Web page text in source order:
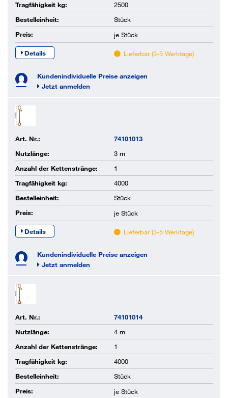
Tragfähigkeit kg:
2500
Bestelleinheit:
Stück
Preis:
je Stück
Details Lieferbar (3-5 Werktage)
Kundenindividuelle Preise anzeigen
Jetzt anmelden
Art. Nr.:
74101013
Nutzlänge:
3 m
Anzahl der Kettenstränge:
1
Tragfähigkeit kg:
4000
Bestelleinheit:
Stück
Preis:
je Stück
Details Lieferbar (3-5 Werktage)
Kundenindividuelle Preise anzeigen
Jetzt anmelden
Art. Nr.:
74101014
Nutzlänge:
4 m
Anzahl der Kettenstränge:
1
Tragfähigkeit kg:
4000
Bestelleinheit:
Stück
Preis:
je Stück